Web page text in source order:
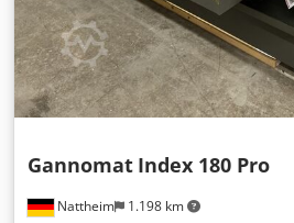
Nattheim 1.198 km
Gannomat Index 180 Pro